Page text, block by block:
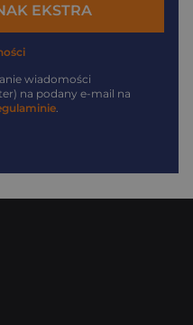
EKSTRA
wiadomości
na podany e-mail na